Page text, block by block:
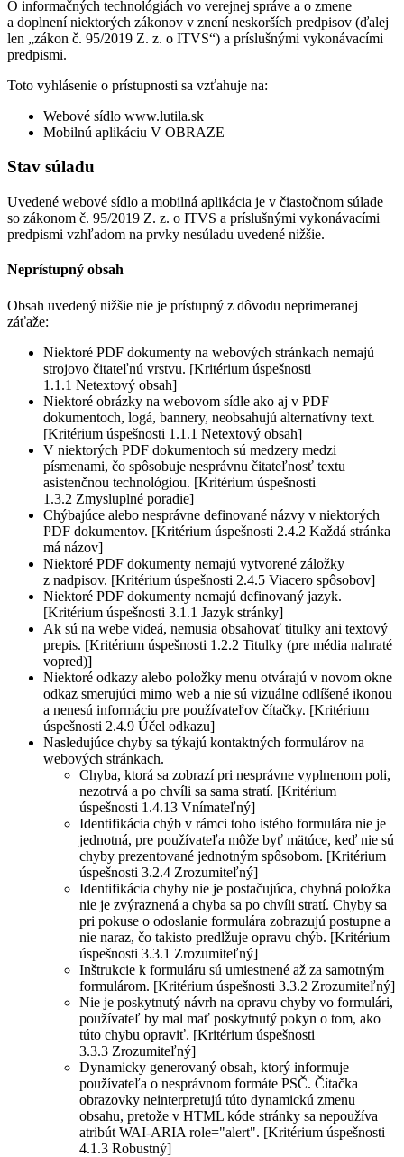
O informačných technológiách vo verejnej správe a o zmene
a doplnení niektorých zákonov v znení neskorších predpisov (ďalej
len „zákon č. 95/2019 Z. z. o ITVS“) a príslušnými vykonávacími
predpismi.
Toto vyhlásenie o prístupnosti sa vzťahuje na:
Webové sídlo www.lutila.sk
Mobilnú aplikáciu V OBRAZE
Stav súladu
Uvedené webové sídlo a mobilná aplikácia je v čiastočnom súlade
so zákonom č. 95/2019 Z. z. o ITVS a príslušnými vykonávacími
predpismi vzhľadom na prvky nesúladu uvedené nižšie.
Neprístupný obsah
Obsah uvedený nižšie nie je prístupný z dôvodu neprimeranej
záťaže:
Niektoré PDF dokumenty na webových stránkach nemajú
strojovo čitateľnú vrstvu. [Kritérium úspešnosti
1.1.1 Netextový obsah]
Niektoré obrázky na webovom sídle ako aj v PDF
dokumentoch, logá, bannery, neobsahujú alternatívny text.
[Kritérium úspešnosti 1.1.1 Netextový obsah]
V niektorých PDF dokumentoch sú medzery medzi
písmenami, čo spôsobuje nesprávnu čitateľnosť textu
asistenčnou technológiou. [Kritérium úspešnosti
1.3.2 Zmysluplné poradie]
Chýbajúce alebo nesprávne definované názvy v niektorých
PDF dokumentov. [Kritérium úspešnosti 2.4.2 Každá stránka
má názov]
Niektoré PDF dokumenty nemajú vytvorené záložky
z nadpisov. [Kritérium úspešnosti 2.4.5 Viacero spôsobov]
Niektoré PDF dokumenty nemajú definovaný jazyk.
[Kritérium úspešnosti 3.1.1 Jazyk stránky]
Ak sú na webe videá, nemusia obsahovať titulky ani textový
prepis. [Kritérium úspešnosti 1.2.2 Titulky (pre média nahraté
vopred)]
Niektoré odkazy alebo položky menu otvárajú v novom okne
odkaz smerujúci mimo web a nie sú vizuálne odlíšené ikonou
a nenesú informáciu pre používateľov čítačky. [Kritérium
úspešnosti 2.4.9 Účel odkazu]
Nasledujúce chyby sa týkajú kontaktných formulárov na
webových stránkach.
Chyba, ktorá sa zobrazí pri nesprávne vyplnenom poli,
nezotrvá a po chvíli sa sama stratí. [Kritérium
úspešnosti 1.4.13 Vnímateľný]
Identifikácia chýb v rámci toho istého formulára nie je
jednotná, pre používateľa môže byť mätúce, keď nie sú
chyby prezentované jednotným spôsobom. [Kritérium
úspešnosti 3.2.4 Zrozumiteľný]
Identifikácia chyby nie je postačujúca, chybná položka
nie je zvýraznená a chyba sa po chvíli stratí. Chyby sa
pri pokuse o odoslanie formulára zobrazujú postupne a
nie naraz, čo takisto predlžuje opravu chýb. [Kritérium
úspešnosti 3.3.1 Zrozumiteľný]
Inštrukcie k formuláru sú umiestnené až za samotným
formulárom. [Kritérium úspešnosti 3.3.2 Zrozumiteľný]
Nie je poskytnutý návrh na opravu chyby vo formulári,
používateľ by mal mať poskytnutý pokyn o tom, ako
túto chybu opraviť. [Kritérium úspešnosti
3.3.3 Zrozumiteľný]
Dynamicky generovaný obsah, ktorý informuje
používateľa o nesprávnom formáte PSČ. Čítačka
obrazovky neinterpretujú túto dynamickú zmenu
obsahu, pretože v HTML kóde stránky sa nepoužíva
atribút WAI-ARIA role="alert". [Kritérium úspešnosti
4.1.3 Robustný]